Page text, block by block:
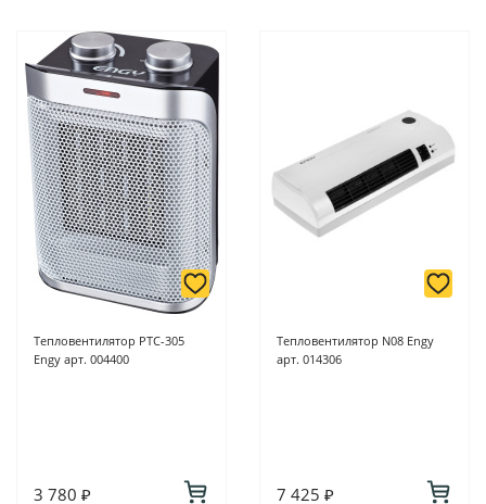
Тепловентилятор PTC-305
Engy арт. 004400
3 780 ₽
Тепловентилятор N08 Engy
арт. 014306
7 425 ₽